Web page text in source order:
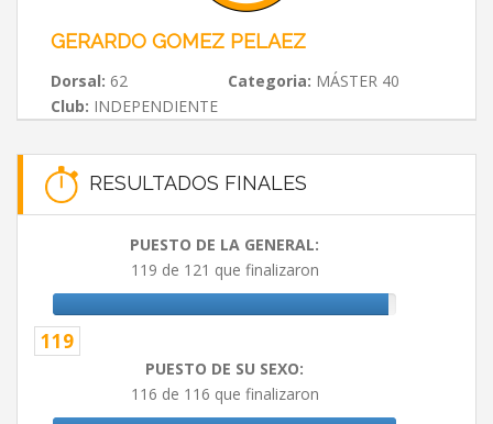
GERARDO GOMEZ PELAEZ
Dorsal: 62 Categoria: MÁSTER 40
Club: INDEPENDIENTE
RESULTADOS FINALES
PUESTO DE LA GENERAL:
119 de 121 que finalizaron
119
PUESTO DE SU SEXO:
116 de 116 que finalizaron